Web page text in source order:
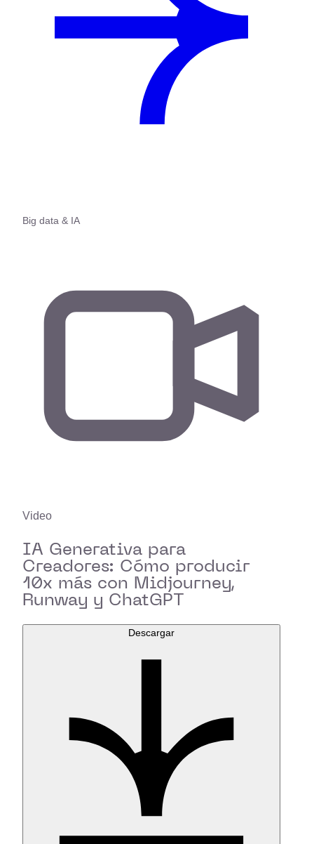
Big data & IA
Video
IA Generativa para
Creadores: Cómo producir
10x más con Midjourney,
Runway y ChatGPT
Descargar